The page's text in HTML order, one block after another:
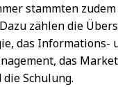
stammten
zählen die
das Informations-
das
die Schulung.